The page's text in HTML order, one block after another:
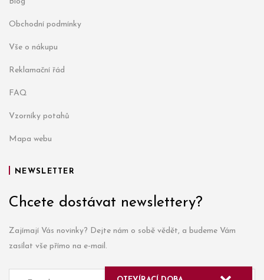
Obchodní podmínky
Vše o nákupu
Reklamační řád
FAQ
Vzorníky potahů
Mapa webu
NEWSLETTER
Chcete dostávat newslettery?
Zajímají Vás novinky? Dejte nám o sobě vědět, a budeme Vám
zasílat vše přímo na e-mail.